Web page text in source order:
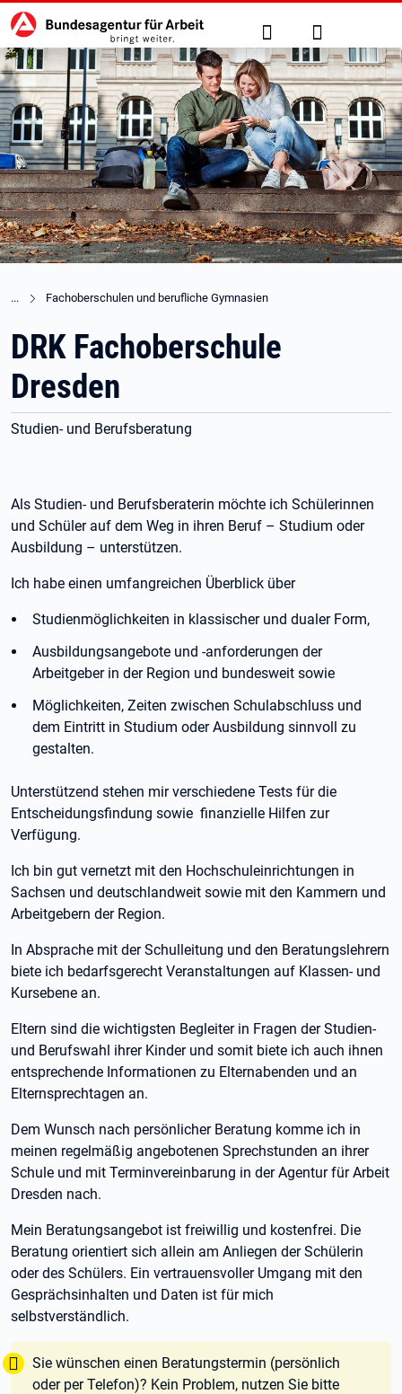
zu den Hauptinhalten springen
Hauptnavigation Suche Anmelden
Fachoberschulen und berufliche Gymnasien
DRK Fachoberschule
Dresden
Studien- und Berufsberatung
Als Studien- und Berufsberaterin möchte ich Schülerinnen
und Schüler auf dem Weg in ihren Beruf – Studium oder
Ausbildung – unterstützen.
Ich habe einen umfangreichen Überblick über
Studienmöglichkeiten in klassischer und dualer Form,
Ausbildungsangebote und -anforderungen der
Arbeitgeber in der Region und bundesweit sowie
Möglichkeiten, Zeiten zwischen Schulabschluss und
dem Eintritt in Studium oder Ausbildung sinnvoll zu
gestalten.
Unterstützend stehen mir verschiedene Tests für die
Entscheidungsfindung sowie finanzielle Hilfen zur
Verfügung.
Ich bin gut vernetzt mit den Hochschuleinrichtungen in
Sachsen und deutschlandweit sowie mit den Kammern und
Arbeitgebern der Region.
In Absprache mit der Schulleitung und den Beratungslehrern
biete ich bedarfsgerecht Veranstaltungen auf Klassen- und
Kursebene an.
Eltern sind die wichtigsten Begleiter in Fragen der Studien-
und Berufswahl ihrer Kinder und somit biete ich auch ihnen
entsprechende Informationen zu Elternabenden und an
Elternsprechtagen an.
Dem Wunsch nach persönlicher Beratung komme ich in
meinen regelmäßig angebotenen Sprechstunden an ihrer
Schule und mit Terminvereinbarung in der Agentur für Arbeit
Dresden nach.
Mein Beratungsangebot ist freiwillig und kostenfrei. Die
Beratung orientiert sich allein am Anliegen der Schülerin
oder des Schülers. Ein vertrauensvoller Umgang mit den
Gesprächsinhalten und Daten ist für mich
selbstverständlich.
Tipp:
Sie wünschen einen Beratungstermin (persönlich
oder per Telefon)? Kein Problem, nutzen Sie bitte